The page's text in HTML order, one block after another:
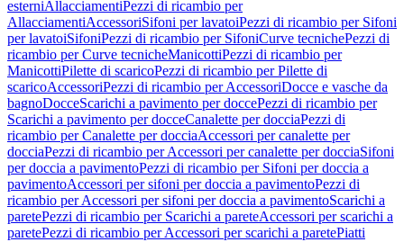
esterniAllacciamentiPezzi di ricambio per
AllacciamentiAccessoriSifoni per lavatoiPezzi di ricambio per Sifoni
per lavatoiSifoniPezzi di ricambio per SifoniCurve tecnichePezzi di
ricambio per Curve tecnicheManicottiPezzi di ricambio per
ManicottiPilette di scaricoPezzi di ricambio per Pilette di
scaricoAccessoriPezzi di ricambio per AccessoriDocce e vasche da
bagnoDocceScarichi a pavimento per doccePezzi di ricambio per
Scarichi a pavimento per docceCanalette per docciaPezzi di
ricambio per Canalette per docciaAccessori per canalette per
docciaPezzi di ricambio per Accessori per canalette per docciaSifoni
per doccia a pavimentoPezzi di ricambio per Sifoni per doccia a
pavimentoAccessori per sifoni per doccia a pavimentoPezzi di
ricambio per Accessori per sifoni per doccia a pavimentoScarichi a
paretePezzi di ricambio per Scarichi a pareteAccessori per scarichi a
paretePezzi di ricambio per Accessori per scarichi a paretePiatti